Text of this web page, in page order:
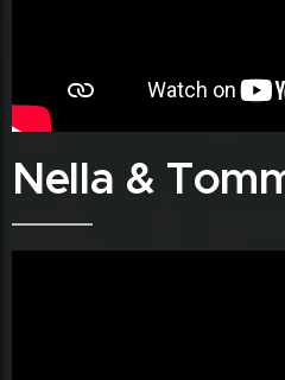
Nella &